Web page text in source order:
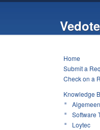
Home
Submit a
Check on a
Knowledge
Algemeen
Software
Loytec